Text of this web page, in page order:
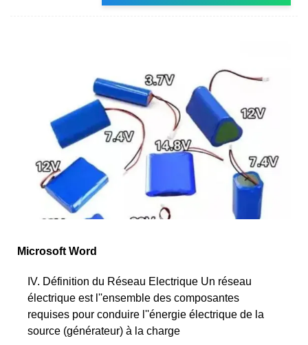
Microsoft Word
IV. Définition du Réseau Electrique Un réseau
électrique est l''ensemble des composantes
requises pour conduire l''énergie électrique de la
source (générateur) à la charge